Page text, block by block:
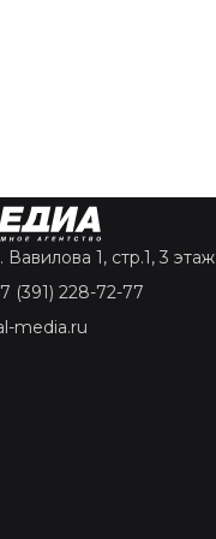
Вавилова 1, стр.1, 3 этаж
(391) 228-72-77
media.ru